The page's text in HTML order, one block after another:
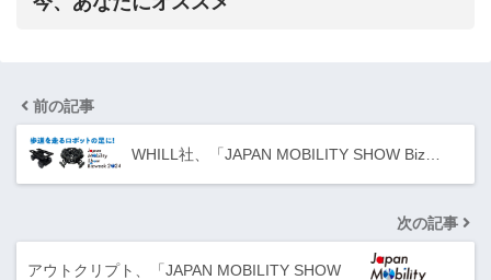
前の記事
WHILL社、「JAPAN MOBILITY SHOW Biz…
次の記事
アウトクリプト、「JAPAN MOBILITY SHOW